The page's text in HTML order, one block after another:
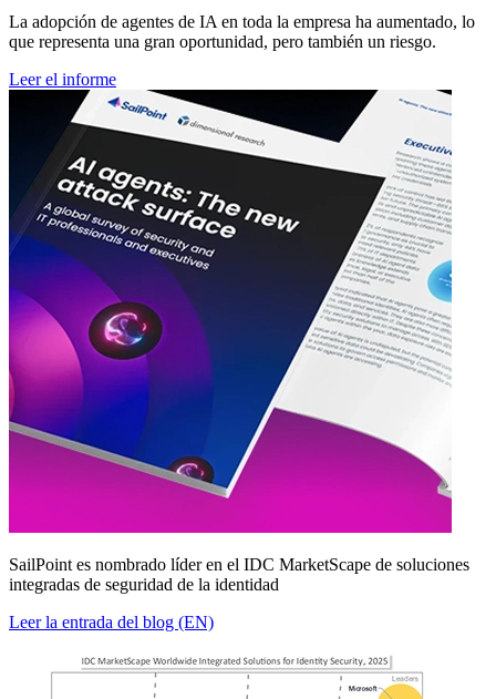
La adopción de agentes de IA en toda la empresa ha aumentado, lo
que representa una gran oportunidad, pero también un riesgo.
Leer el informe
SailPoint es nombrado líder en el IDC MarketScape de soluciones
integradas de seguridad de la identidad
Leer la entrada del blog (EN)